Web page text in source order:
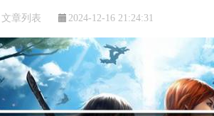
文章列表 2024-12-16 21:24:31